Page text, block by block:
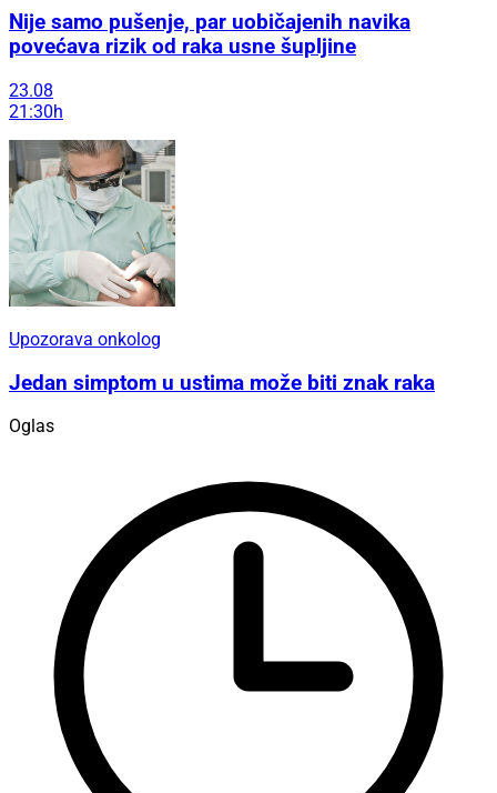
Nije samo pušenje, par uobičajenih navika
povećava rizik od raka usne šupljine
23.08
21:30h
Upozorava onkolog
Jedan simptom u ustima može biti znak raka
Oglas